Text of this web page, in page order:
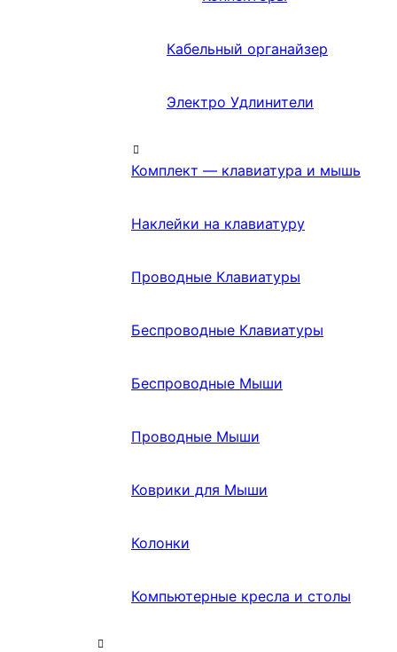
Кабельный органайзер
Электро Удлинители
Комплект — клавиатура и мышь
Наклейки на клавиатуру
Проводные Клавиатуры
Беспроводные Клавиатуры
Беспроводные Мыши
Проводные Мыши
Коврики для Мыши
Колонки
Компьютерные кресла и столы